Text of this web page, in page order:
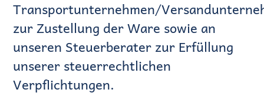
Transportunternehmen/
zur Zustellung der Ware sowie an
unseren Steuerberater zur Erfüllung
unserer steuerrechtlichen
Verpflichtungen.